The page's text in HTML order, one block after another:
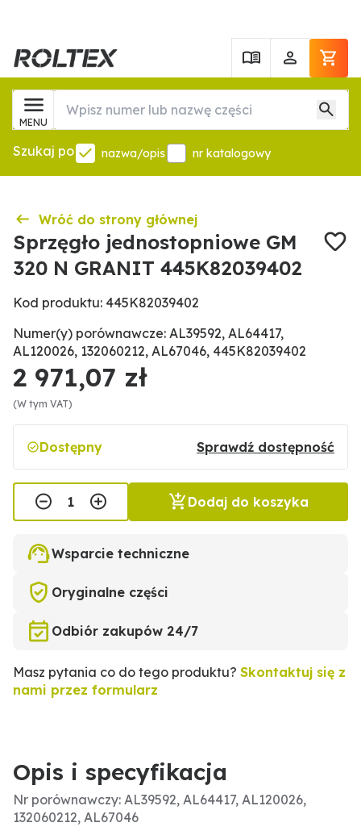
MENU
Szukaj po nazwa/opis nr katalogowy
Wróć do strony głównej
Sprzęgło jednostopniowe GM
320 N GRANIT 445K82039402
Kod produktu: 445K82039402
Numer(y) porównawcze: AL39592, AL64417,
AL120026, 132060212, AL67046, 445K82039402
2 971,07 zł
(W tym VAT)
Dostępny Sprawdź dostępność
Dodaj do koszyka
Wsparcie techniczne
Oryginalne części
Odbiór zakupów 24/7
Masz pytania co do tego produktu? Skontaktuj się z
nami przez formularz
Opis i specyfikacja
Nr porównawczy: AL39592, AL64417, AL120026,
132060212, AL67046